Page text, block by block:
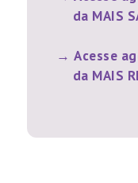
da MAIS
Acesse
da MAIS